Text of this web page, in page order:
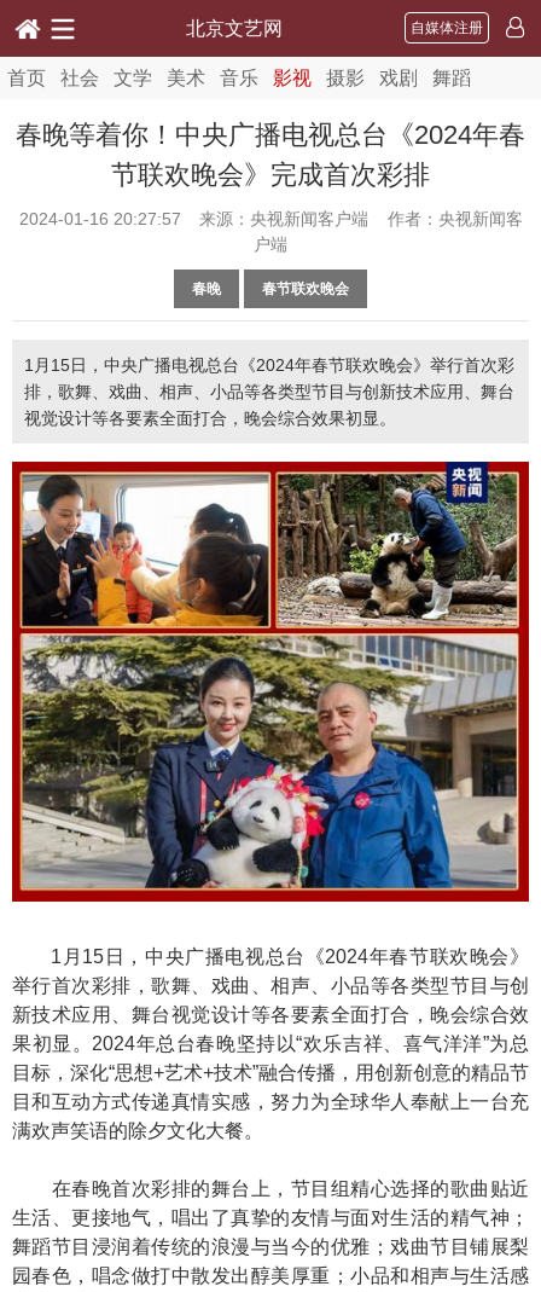
北京文艺网 自媒体注册
首页 社会 文学 美术 音乐 影视 摄影 戏剧 舞蹈
春晚等着你！中央广播电视总台《2024年春
节联欢晚会》完成首次彩排
2024-01-16 20:27:57
来源：央视新闻客户端 作者：央视新闻客
户端
春晚 春节联欢晚会
1月15日，中央广播电视总台《2024年春节联欢晚会》举行首次彩
排，歌舞、戏曲、相声、小品等各类型节目与创新技术应用、舞台
视觉设计等各要素全面打合，晚会综合效果初显。
1月15日，中央广播电视总台《2024年春节联欢晚会》
举行首次彩排，歌舞、戏曲、相声、小品等各类型节目与创
新技术应用、舞台视觉设计等各要素全面打合，晚会综合效
果初显。2024年总台春晚坚持以“欢乐吉祥、喜气洋洋”为总
目标，深化“思想+艺术+技术”融合传播，用创新创意的精品节
目和互动方式传递真情实感，努力为全球华人奉献上一台充
满欢声笑语的除夕文化大餐。
在春晚首次彩排的舞台上，节目组精心选择的歌曲贴近
生活、更接地气，唱出了真挚的友情与面对生活的精气神；
舞蹈节目浸润着传统的浪漫与当今的优雅；戏曲节目铺展梨
园春色，唱念做打中散发出醇美厚重；小品和相声与生活感